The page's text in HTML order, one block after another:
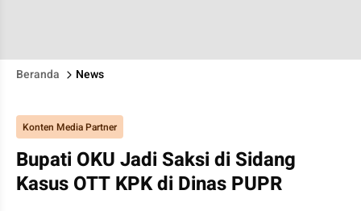
Beranda News
Konten Media Partner
Bupati OKU Jadi Saksi di Sidang
Kasus OTT KPK di Dinas PUPR